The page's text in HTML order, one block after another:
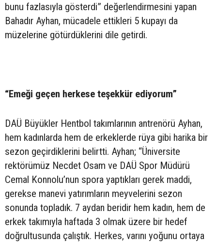
bunu fazlasıyla gösterdi” değerlendirmesini yapan
Bahadır Ayhan, mücadele ettikleri 5 kupayı da
müzelerine götürdüklerini dile getirdi.
“Emeği geçen herkese teşekkür ediyorum”
DAÜ Büyükler Hentbol takımlarının antrenörü Ayhan,
hem kadınlarda hem de erkeklerde rüya gibi harika bir
sezon geçirdiklerini belirtti. Ayhan; “Üniversite
rektörümüz Necdet Osam ve DAÜ Spor Müdürü
Cemal Konnolu’nun spora yaptıkları gerek maddi,
gerekse manevi yatırımların meyvelerini sezon
sonunda topladık. 7 aydan beridir hem kadın, hem de
erkek takımıyla haftada 3 olmak üzere bir hedef
doğrultusunda çalıştık. Herkes, varını yoğunu ortaya